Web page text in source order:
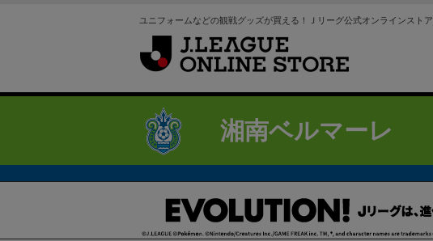
ユニフォームなどの観戦グッズが買える！Ｊリーグ公式オンラインストア
湘南ベルマーレ